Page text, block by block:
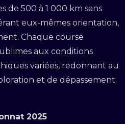
de 500 à 1 000 km sans
eux-mêmes orientation,
Chaque course
aux conditions
variées, redonnant au
et de dépassement
2025